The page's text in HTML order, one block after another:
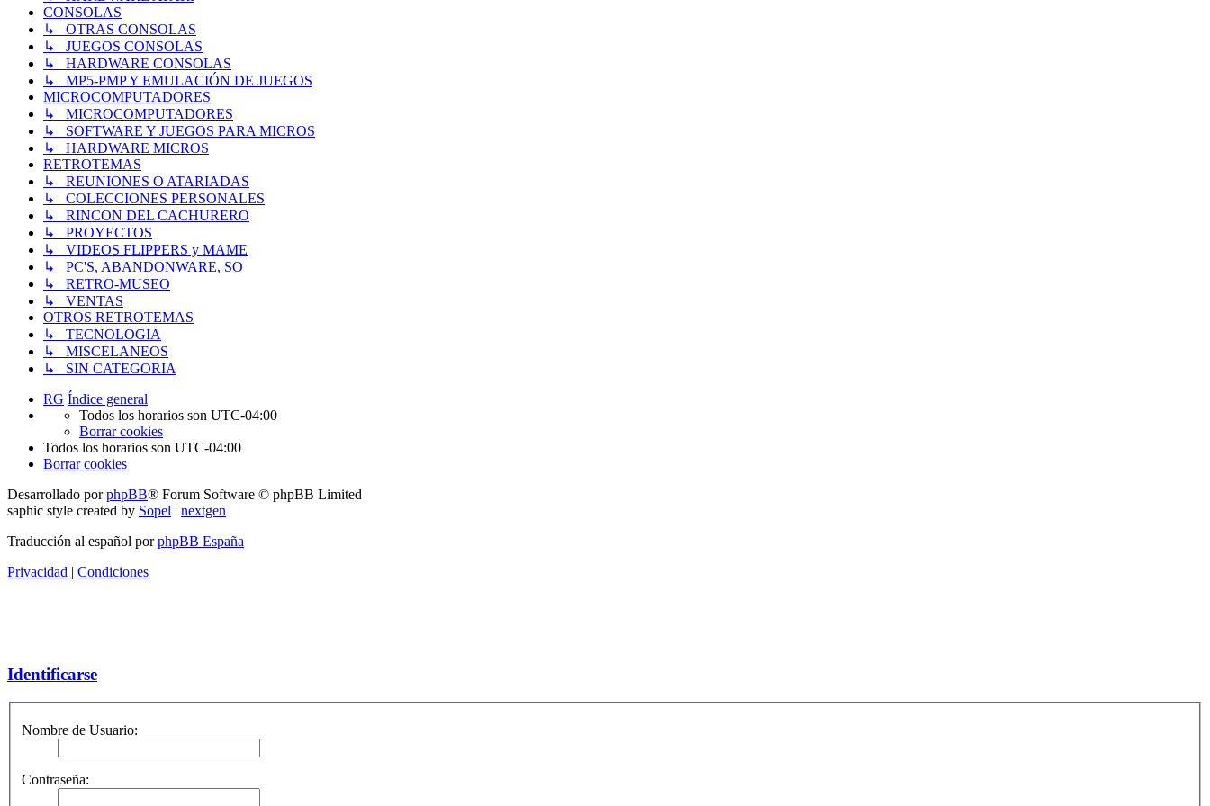
CONSOLAS
↳ OTRAS CONSOLAS
↳ JUEGOS CONSOLAS
↳ HARDWARE CONSOLAS
↳ MP5-PMP Y EMULACIÓN DE JUEGOS
MICROCOMPUTADORES
↳ MICROCOMPUTADORES
↳ SOFTWARE Y JUEGOS PARA MICROS
↳ HARDWARE MICROS
RETROTEMAS
↳ REUNIONES O ATARIADAS
↳ COLECCIONES PERSONALES
↳ RINCON DEL CACHURERO
↳ PROYECTOS
↳ VIDEOS FLIPPERS y MAME
↳ PC'S, ABANDONWARE, SO
↳ RETRO-MUSEO
↳ VENTAS
OTROS RETROTEMAS
↳ TECNOLOGIA
↳ MISCELANEOS
↳ SIN CATEGORIA
RG Índice general
Todos los horarios son UTC-04:00
Borrar cookies
Todos los horarios son UTC-04:00
Borrar cookies
Desarrollado porphpBB® Forum Software © phpBB Limited
saphic style created by Sopel | nextgen
Traducción al español porphpBB España
Privacidad | Condiciones
Identificarse
Nombre de Usuario:
Contraseña: